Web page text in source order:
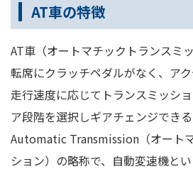
AT車の特徴
AT車（オートマチックトランスミ
転席にクラッチペダルがなく、ア
走行速度に応じてトランスミッシ
ア段階を選択しギアチェンジでき
Automatic Transmission（オート
ション）の略称で、自動変速機とい